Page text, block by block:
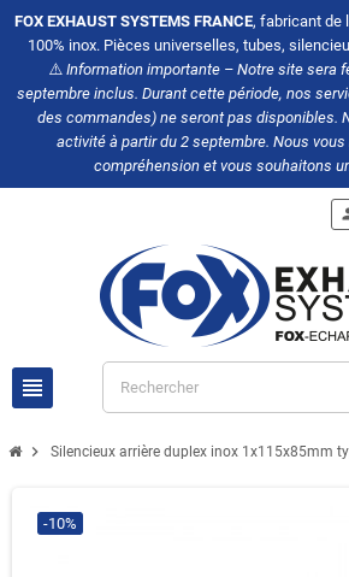
FOX EXHAUST SYSTEMS FRANCE, fabricant de
100% inox. Pièces universelles, tubes,
⚠️Information importante – Notre site sera
septembre inclus. Durant cette période, nos
des commandes) ne seront pas disponibles.
activité à partir du 2 septembre. Nous
compréhension et vous souhaitons
view_headline
chevron_right Silencieux arrière duplex inox 1x115x85mm
-10%